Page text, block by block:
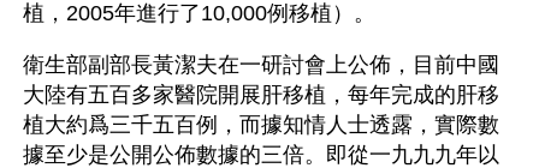
植，2005年進行了10,000例移植）。
衛生部副部長黃潔夫在一研討會上公佈，目前中國
大陸有五百多家醫院開展肝移植，每年完成的肝移
植大約爲三千五百例，而據知情人士透露，實際數
據至少是公開公佈數據的三倍。即從一九九九年以